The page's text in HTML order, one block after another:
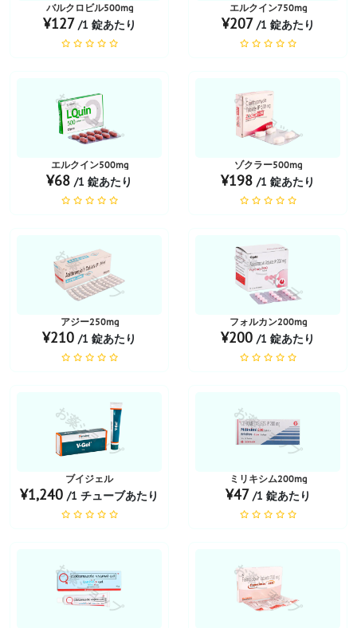
バルクロビル500mg
¥127 /1 錠あたり
エルクイン750mg
¥207 /1 錠あたり
お薬ショップ
エルクイン500mg
¥68 /1 錠あたり
お薬ショップ
ゾクラー500mg
¥198 /1 錠あたり
お薬ショップ
アジー250mg
¥210 /1 錠あたり
お薬ショップ
フォルカン200mg
¥200 /1 錠あたり
お薬ショップ
ブイジェル
¥1,240 /1 チューブあたり
お薬ショップ
ミリキシム200mg
¥47 /1 錠あたり
お薬ショップ お薬ショップ